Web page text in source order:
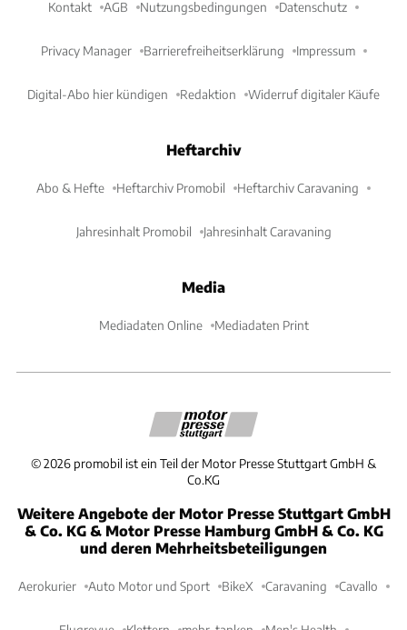
Kontakt AGB Nutzungsbedingungen Datenschutz
Privacy Manager Barrierefreiheitserklärung Impressum
Digital-Abo hier kündigen Redaktion Widerruf digitaler Käufe
Heftarchiv
Abo & Hefte Heftarchiv Promobil Heftarchiv Caravaning
Jahresinhalt Promobil Jahresinhalt Caravaning
Media
Mediadaten Online Mediadaten Print
©2026 promobil ist ein Teil der Motor Presse Stuttgart GmbH &
Co.KG
Weitere Angebote der Motor Presse Stuttgart GmbH
& Co. KG & Motor Presse Hamburg GmbH & Co. KG
und deren Mehrheitsbeteiligungen
Aerokurier Auto Motor und Sport BikeX Caravaning Cavallo